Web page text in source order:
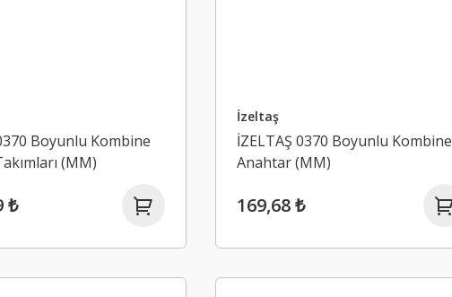
Boyunlu Kombine
(MM)
₺
İzeltaş
İZELTAŞ 0370 Boyunlu Kombine
Anahtar (MM)
169,68 ₺